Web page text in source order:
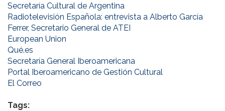
Secretaría Cultural de Argentina
Radiotelevisión Española: entrevista a Alberto García
Ferrer, Secretario General de ATEI
European Union
Qué.es
Secretaría General Iberoamericana
Portal Iberoamericano de Gestión Cultural
El Correo
Tags: